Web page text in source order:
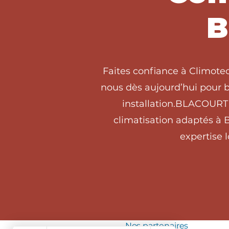
Faites confiance à
nous dès aujourd’hui
climatisation adaptés à
expertise
Nos partenaires